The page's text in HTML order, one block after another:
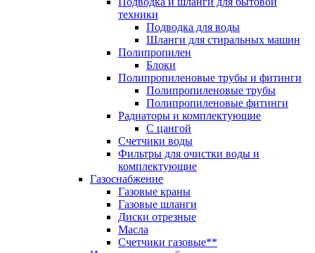
техники
Подводка для воды
Шланги для стиральных машин
Полипропилен
Блоки
Полипропиленовые трубы и фитинги
Полипропиленовые трубы
Полипропиленовые фитинги
Радиаторы и комплектующие
С цангой
Счетчики воды
Фильтры для очистки воды и
комплектующие
Газоснабжение
Газовые краны
Газовые шланги
Диски отрезные
Масла
Счетчики газовые**